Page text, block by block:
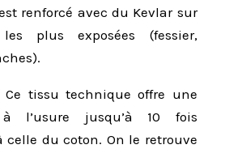
renforcé avec du Kevlar sur
plus exposées (fessier,
Ce tissu technique offre une
à l’usure jusqu’à 10 fois
celle du coton. On le retrouve